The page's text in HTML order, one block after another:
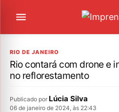
RIO DE JANEIRO
Rio contará com drone e
no reflorestamento
Publicado por Lúcia Silva
06 de janeiro de 2024, às 22:43